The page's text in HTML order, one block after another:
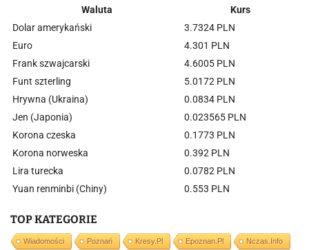
Waluta
Kurs
Dolar amerykański
3.7324 PLN
Euro
4.301 PLN
Frank szwajcarski
4.6005 PLN
Funt szterling
5.0172 PLN
Hrywna (Ukraina)
0.0834 PLN
Jen (Japonia)
0.023565 PLN
Korona czeska
0.1773 PLN
Korona norweska
0.392 PLN
Lira turecka
0.0782 PLN
Yuan renminbi (Chiny)
0.553 PLN
TOP KATEGORIE
Wiadomości Poznań Kresy.pl Epoznan.pl Nczas.info